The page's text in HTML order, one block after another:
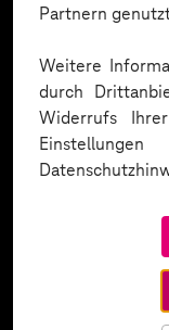
Partnern
Weitere
durch
Widerrufs